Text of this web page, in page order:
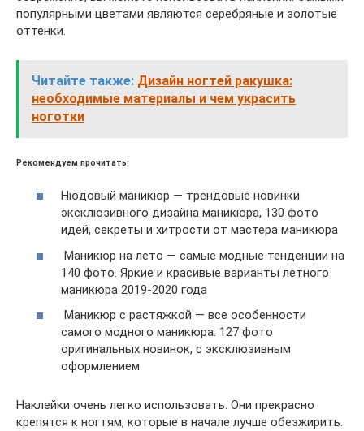
популярными цветами являются серебряные и золотые
оттенки.
Читайте также: Дизайн ногтей ракушка:
необходимые материалы и чем украсить
ноготки
Рекомендуем прочитать:
Нюдовый маникюр — трендовые новинки
эксклюзивного дизайна маникюра, 130 фото
идей, секреты и хитрости от мастера маникюра
Маникюр на лето — самые модные тенденции на
140 фото. Яркие и красивые варианты летного
маникюра 2019-2020 года
Маникюр с растяжкой — все особенности
самого модного маникюра. 127 фото
оригинальных новинок, с эксклюзивным
оформлением
Наклейки очень легко использовать. Они прекрасно
крепятся к ногтям, которые в начале лучше обезжирить.